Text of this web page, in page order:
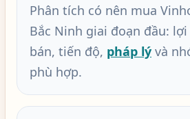
Phân tích có nên mua
Bắc Ninh giai đoạn đầu:
bán, tiến độ, pháp lý và
phù hợp.